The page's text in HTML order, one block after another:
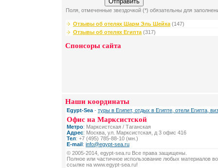
Поля, отмеченные звездочкой (*) обязательны для
Отзывы об отелях Шарм Эль Шейха(147)
Отзывы об отелях Египта(317)
Спонсоры сайта
Наши координаты
Egypt-Sea - туры в Египет, отдых в Египте, отели Египта,
Офис на Марксистской
Метро: Марксистская / Таганская
Адрес: Москва, ул. Марксистская, д 3 офис 416
Тел: +7 (495) 785-88-10 (мн.)
E-mail: info@egypt-sea.ru
© 2005-2014, egypt-sea.ru Все права защищены.
Полное или частичное использование любых материалов
ссылке на www.egypt-sea.ru!